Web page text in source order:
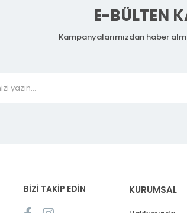
E-BÜLTEN
Kampanyalarımızdan haber
BİZİ TAKİP EDİN KURUMSAL